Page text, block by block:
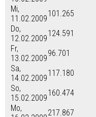
Mi,
11.02.2009
101.265
Do,
12.02.2009
124.591
Fr,
13.02.2009
96.701
Sa,
14.02.2009
117.180
So,
15.02.2009
160.474
Mo,
217.867